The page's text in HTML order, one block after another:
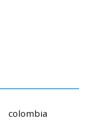
colombia